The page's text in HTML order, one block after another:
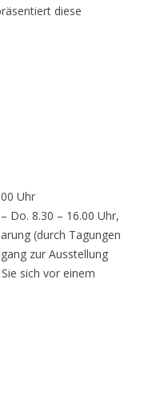
diese
Uhr
Do. 8.30 – 16.00 Uhr,
(durch Tagungen
zur Ausstellung
sich vor einem